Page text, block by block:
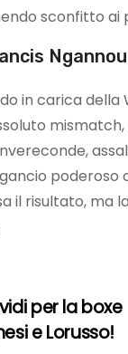
sconfitto ai
Ngannou
in carica
il risultato, ma
per la boxe
e Lorusso!